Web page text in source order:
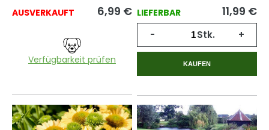
AUSVERKAUFT 6,99 €
Verfügbarkeit prüfen
LIEFERBAR 11,99 €
- Stk. +
KAUFEN